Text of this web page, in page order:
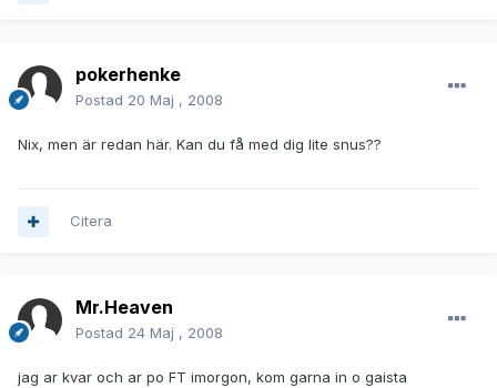
pokerhenke
Postad 20 Maj , 2008
Nix, men är redan här. Kan du få med dig lite snus??
Citera
Mr.Heaven
Postad 24 Maj , 2008
jag ar kvar och ar po FT imorgon, kom garna in o gaista